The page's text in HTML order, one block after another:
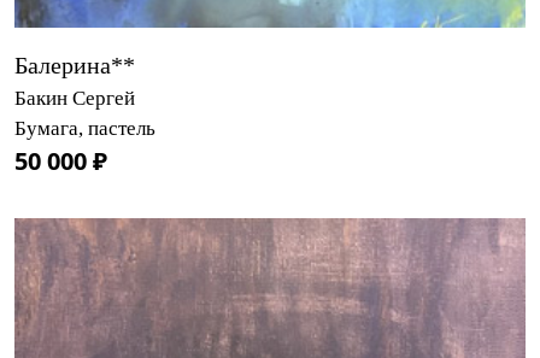
Балерина**
Бакин Сергей
Бумага, пастель
50 000 ₽